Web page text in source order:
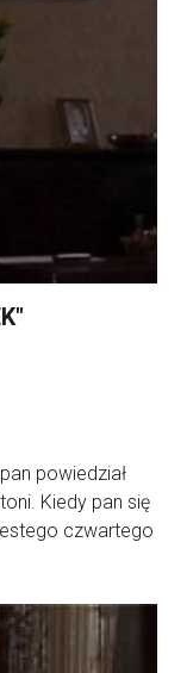
powiedział
Kiedy pan się
czwartego